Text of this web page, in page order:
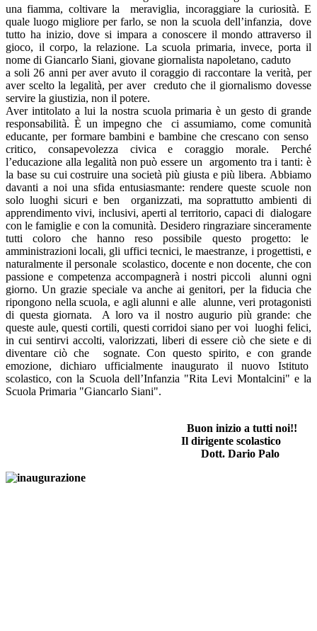
una fiamma, coltivare la meraviglia, incoraggiare la curiosità. E
quale luogo migliore per farlo, se non la scuola dell’infanzia, dove
tutto ha inizio, dove si impara a conoscere il mondo attraverso il
gioco, il corpo, la relazione. La scuola primaria, invece, porta il
nome di Giancarlo Siani, giovane giornalista napoletano, caduto
a soli 26 anni per aver avuto il coraggio di raccontare la verità, per
aver scelto la legalità, per aver creduto che il giornalismo dovesse
servire la giustizia, non il potere.
Aver intitolato a lui la nostra scuola primaria è un gesto di grande
responsabilità. È un impegno che ci assumiamo, come comunità
educante, per formare bambini e bambine che crescano con senso
critico, consapevolezza civica e coraggio morale. Perché
l’educazione alla legalità non può essere un argomento tra i tanti: è
la base su cui costruire una società più giusta e più libera. Abbiamo
davanti a noi una sfida entusiasmante: rendere queste scuole non
solo luoghi sicuri e ben organizzati, ma soprattutto ambienti di
apprendimento vivi, inclusivi, aperti al territorio, capaci di dialogare
con le famiglie e con la comunità. Desidero ringraziare sinceramente
tutti coloro che hanno reso possibile questo progetto: le
amministrazioni locali, gli uffici tecnici, le maestranze, i progettisti, e
naturalmente il personale scolastico, docente e non docente, che con
passione e competenza accompagnerà i nostri piccoli alunni ogni
giorno. Un grazie speciale va anche ai genitori, per la fiducia che
ripongono nella scuola, e agli alunni e alle alunne, veri protagonisti
di questa giornata. A loro va il nostro augurio più grande: che
queste aule, questi cortili, questi corridoi siano per voi luoghi felici,
in cui sentirvi accolti, valorizzati, liberi di essere ciò che siete e di
diventare ciò che sognate. Con questo spirito, e con grande
emozione, dichiaro ufficialmente inaugurato il nuovo Istituto
scolastico, con la Scuola dell’Infanzia "Rita Levi Montalcini" e la
Scuola Primaria "Giancarlo Siani".
Buon inizio a tutti noi!!
Il dirigente scolastico
Dott. Dario Palo